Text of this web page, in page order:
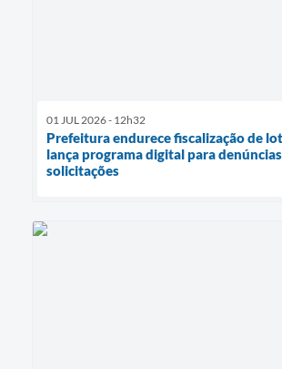
01 JUL 2026 - 12h32
Prefeitura endurece fiscalização de
lança programa digital para
solicitações